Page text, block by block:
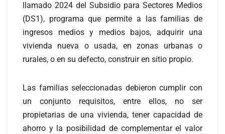
llamado 2024 del Subsidio para Sectores Medios
(DS1), programa que permite a las familias de
ingresos medios y medios bajos, adquirir una
vivienda nueva o usada, en zonas urbanas o
rurales, o en su defecto, construir en sitio propio.
Las familias seleccionadas debieron cumplir con
un conjunto requisitos, entre ellos, no ser
propietarias de una vivienda, tener capacidad de
ahorro y la posibilidad de complementar el valor